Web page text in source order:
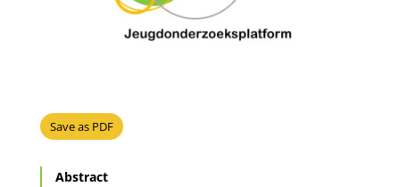
Save as PDF
Abstract